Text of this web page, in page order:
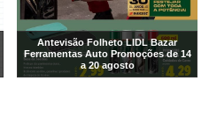
Antevisão Folheto LIDL Bazar
Ferramentas Auto Promoções de 14
a 20 agosto